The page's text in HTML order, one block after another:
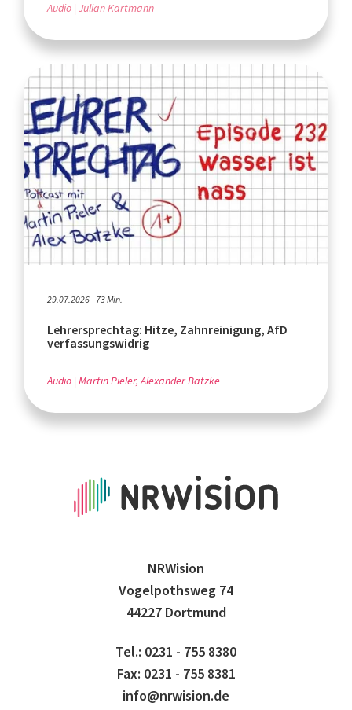
Audio Julian Kartmann
29.07.2026 - 73 Min.
Lehrersprechtag: Hitze, Zahnreinigung, AfD
verfassungswidrig
Audio Martin Pieler, Alexander Batzke
NRWision
Vogelpothsweg 74
44227 Dortmund
Tel.: 0231 - 755 8380
Fax: 0231 - 755 8381
info@nrwision.de